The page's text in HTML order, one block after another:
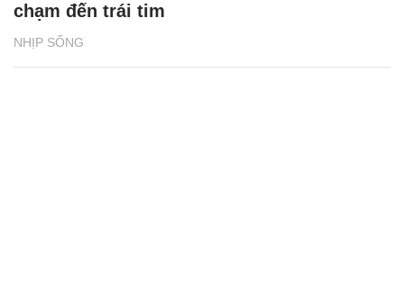
NHỊP SỐNG
chạm đến trái tim